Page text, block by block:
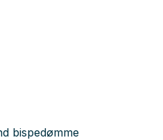
bispedømme